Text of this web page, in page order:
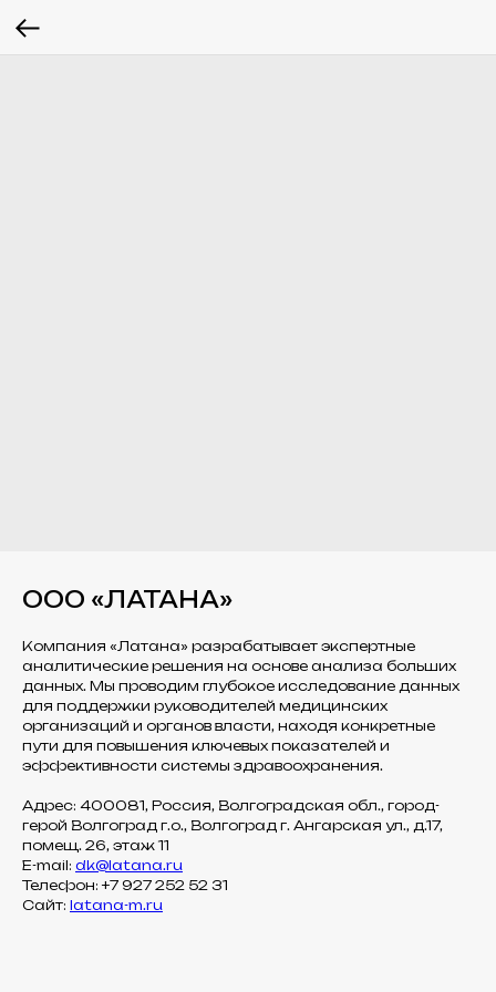
ООО «ЛАТАНА»
Компания «Латана» разрабатывает экспертные
аналитические решения на основе анализа больших
данных. Мы проводим глубокое исследование данных
для поддержки руководителей медицинских
организаций и органов власти, находя конкретные
пути для повышения ключевых показателей и
эффективности системы здравоохранения.
Адрес: 400081, Россия, Волгоградская обл., город-
герой Волгоград г.о., Волгоград г. Ангарская ул., д.17,
помещ. 26, этаж 11
E-mail: dk@latana.ru
Телефон: +7 927 252 52 31
Сайт: latana-m.ru